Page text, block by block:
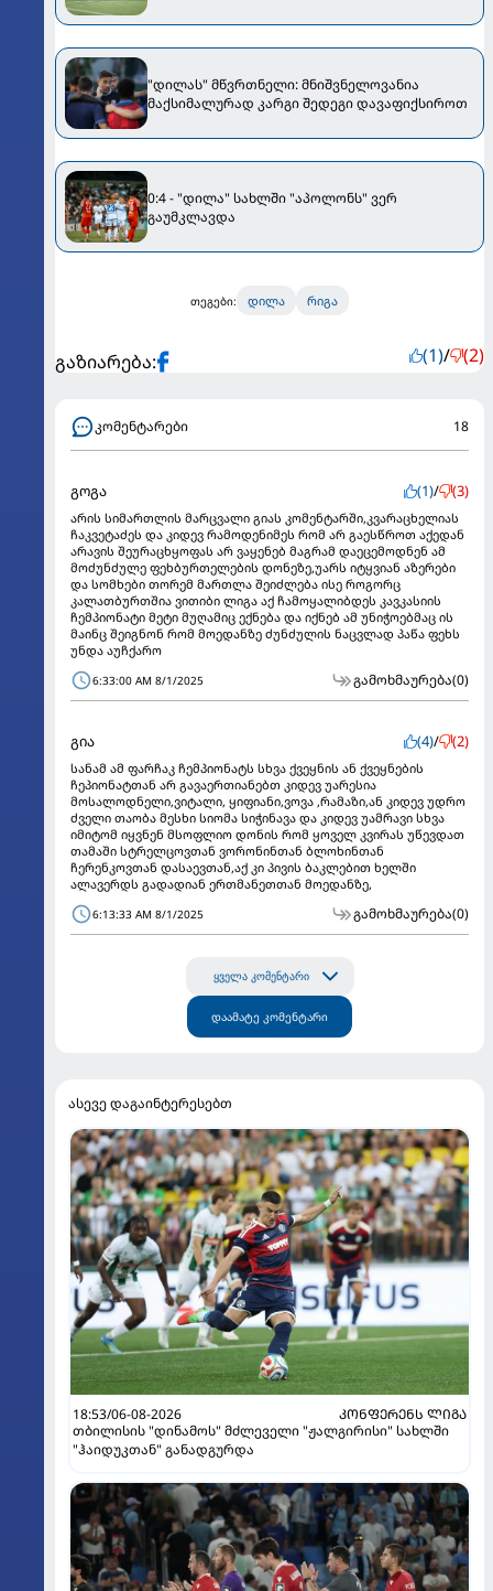
"დილას" მწვრთნელი: მნიშვნელოვანია
მაქსიმალურად კარგი შედეგი დავაფიქსიროთ
0:4 - "დილა" სახლში "აპოლონს" ვერ
გაუმკლავდა
თეგები: დილა რიგა
გაზიარება: (1)/ (2)
კომენტარები 18
გოგა (1)/ (3)
არის სიმართლის მარცვალი გიას კომენტარში,კვარაცხელიას
ჩაკვეტაძეს და კიდევ რამოდენიმეს რომ არ გაესწროთ აქედან
არავის შეურაცხყოფას არ ვაყენებ მაგრამ დაეცემოდნენ ამ
მოძუნძულე ფეხბურთელების დონეზე,უარს იტყვიან აზერები
და სომხები თორემ მართლა შეიძლება ისე როგორც
კალათბურთშია ვითიბი ლიგა აქ ჩამოყალიბდეს კავკასიის
ჩემპიონატი მეტი მუღამიც ექნება და იქნებ ამ უნიჭოებმაც ის
მაინც შეიგნონ რომ მოედანზე ძუნძულის ნაცვლად პაწა ფეხს
უნდა აუჩქარო
6:33:00 AM 8/1/2025 გამოხმაურება(0)
გია (4)/ (2)
სანამ ამ ფარჩაკ ჩემპიონატს სხვა ქვეყნის ან ქვეყნების
ჩეპიონატთან არ გავაერთიანებთ კიდევ უარესია
მოსალოდნელი,ვიტალი, ყიფიანი,ვოვა ,რამაზი,ან კიდევ უდრო
ძველი თაობა მესხი სიომა სიჭინავა და კიდევ უამრავი სხვა
იმიტომ იყვნენ მსოფლიო დონის რომ ყოველ კვირას უწევდათ
თამაში სტრელცოვთან ვორონინთან ბლოხინთან
ჩერენკოვთან დასაევთან,აქ კი პივის ბაკლებით ხელში
ალავერდს გადადიან ერთმანეთთან მოედანზე,
6:13:33 AM 8/1/2025 გამოხმაურება(0)
ყველა კომენტარი
დაამატე კომენტარი
ასევე დაგაინტერესებთ
18:53/06-08-2026
ᲙᲝᲜᲤᲔᲠᲔᲜᲡ ᲚᲘᲒᲐ
თბილისის "დინამოს" მძლეველი "ჟალგირისი" სახლში
"ჰაიდუკთან" განადგურდა